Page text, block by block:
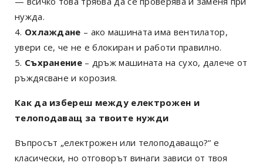
нужда.
Охлаждане – ако машината има вентилатор,
увери се, че не е блокиран и работи правилно.
Съхранение– дръж машината на сухо, далече от
ръждясване и корозия.
Как да избереш между електрожен и
телоподаващ за твоите нужди
Въпросът „електрожен или телоподаващо?“ е
класически, но отговорът винаги зависи от твоя